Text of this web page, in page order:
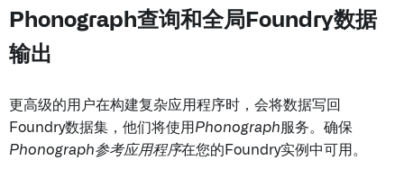
Phonograph查询和全局Foundry数据
输出
更高级的用户在构建复杂应用程序时，会将数据写回
Foundry数据集，他们将使用 Phonograph 服务。确保
Phonograph参考应用程序在您的Foundry实例中可用。